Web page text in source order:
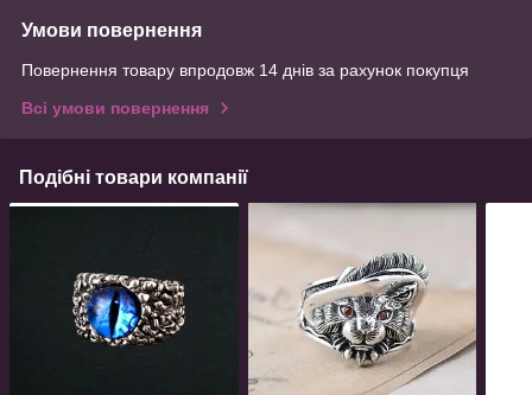
Умови повернення
Повернення товару впродовж 14 днів за рахунок покупця
Всі умови повернення
Подібні товари компанії